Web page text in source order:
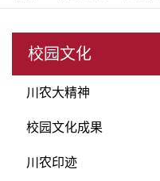
校园文化
川农大精神
校园文化成果
川农印迹